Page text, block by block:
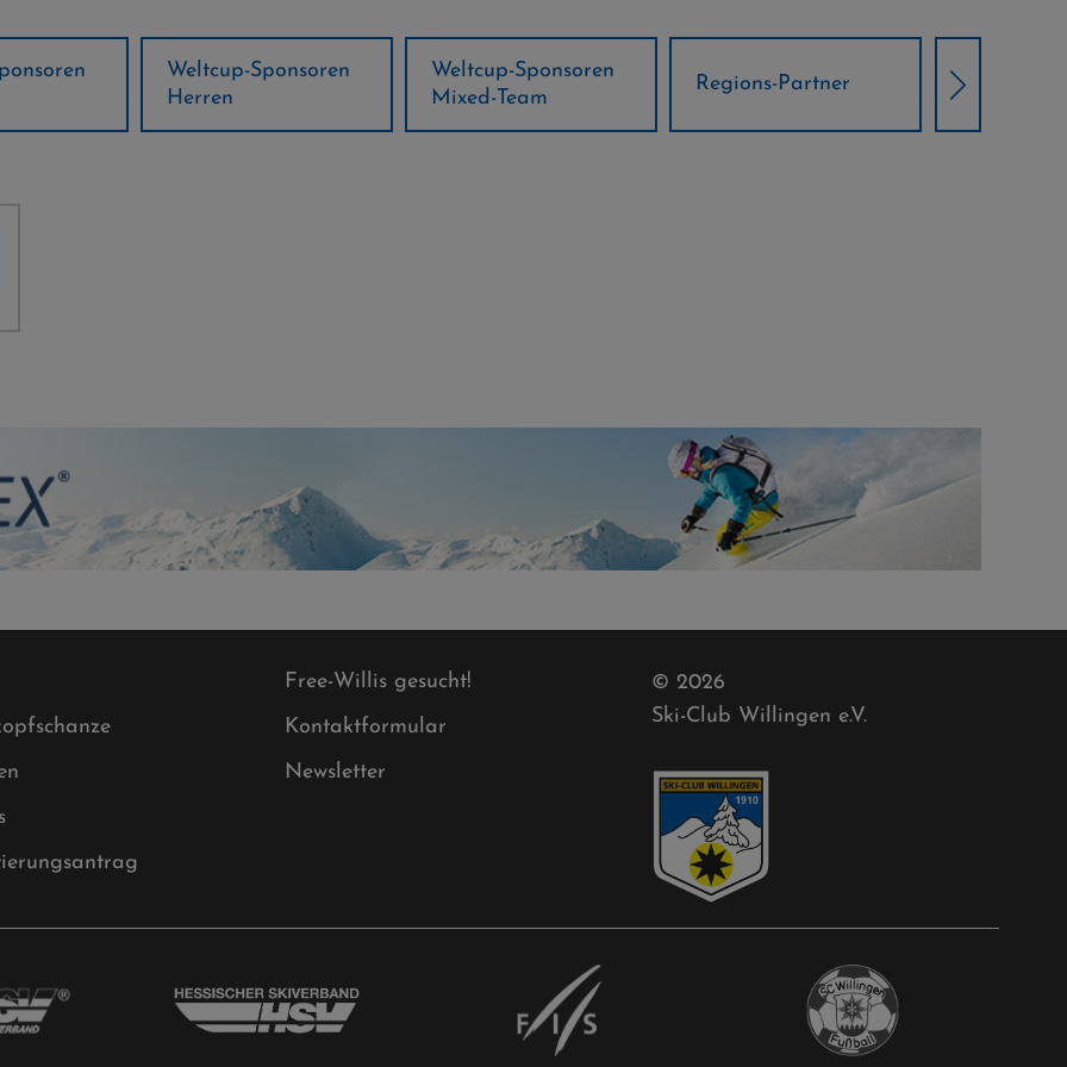
Weltcup-Sponsoren
Mixed-Team
Regions-Partner
Örtliche Weltcup-
Partner
Klima
Free-Willis gesucht!
Kontaktformular
Newsletter
© 2026
Ski-Club Willingen e.V.